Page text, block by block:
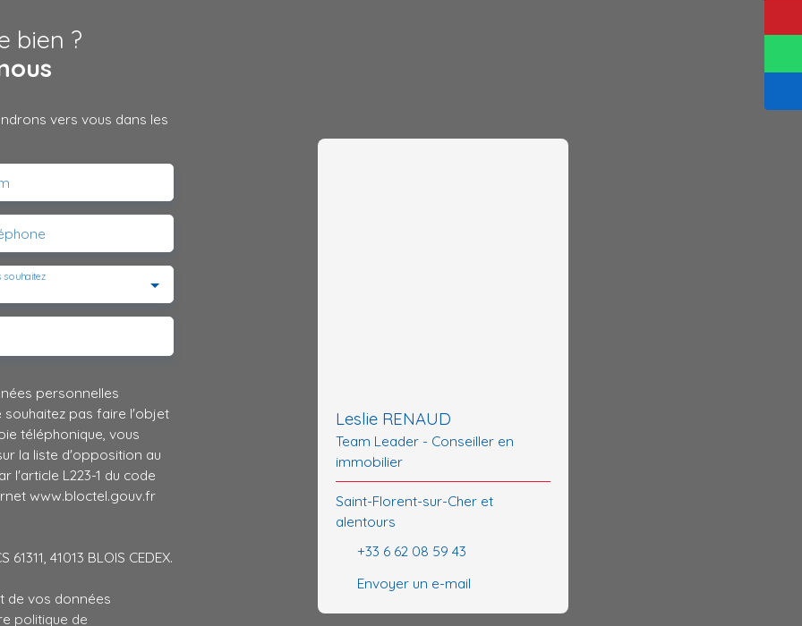
bien ?
vers vous dans les
souhaitez
personnelles
souhaitez pas faire l'objet
téléphonique, vous
la liste d'opposition au
l'article L223-1 du code
www.bloctel.gouv.fr
41013 BLOIS CEDEX.
de vos données
politique de
Leslie RENAUD
Team Leader - Conseiller en
immobilier
Saint-Florent-sur-Cher et
alentours
+33 6 62 08 59 43
Envoyer un e-mail